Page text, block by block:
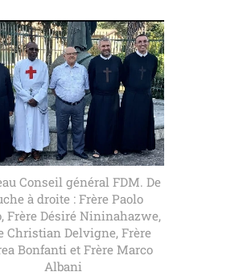
Conseil général FDM. De
à droite : Frère Paolo
Frère Désiré Nininahazwe,
Christian Delvigne, Frère
Bonfanti et Frère Marco
Albani